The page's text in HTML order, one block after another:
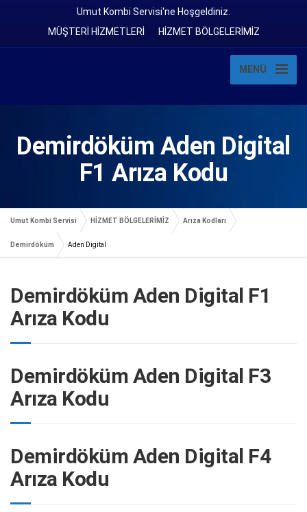
Umut Kombi Servisi'ne Hoşgeldiniz.
MÜŞTERİ HİZMETLERİ
HİZMET BÖLGELERİMİZ
MENÜ
Demirdöküm Aden Digital
F1 Arıza Kodu
Umut Kombi Servisi HİZMET BÖLGELERİMİZ Arıza Kodları
Demirdöküm Aden Digital
Demirdöküm Aden Digital F1
Arıza Kodu
Demirdöküm Aden Digital F3
Arıza Kodu
Demirdöküm Aden Digital F4
Arıza Kodu